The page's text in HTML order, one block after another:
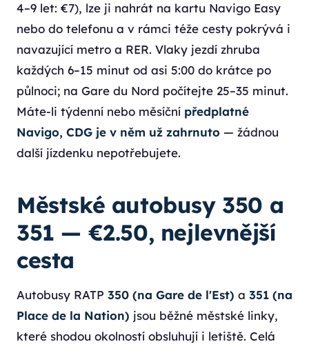
4–9 let: €7), lze ji nahrát na kartu Navigo Easy
nebo do telefonu a v rámci téže cesty pokrývá i
navazující metro a RER. Vlaky jezdí zhruba
každých 6–15 minut od asi 5:00 do krátce po
půlnoci; na Gare du Nord počítejte 25–35 minut.
Máte-li týdenní nebo měsíční předplatné
Navigo, CDG je v něm už zahrnuto — žádnou
další jízdenku nepotřebujete.
Městské autobusy 350 a
351 — €2.50, nejlevnější
cesta
Autobusy RATP 350 (na Gare de l'Est) a 351 (na
Place de la Nation) jsou běžné městské linky,
které shodou okolností obsluhují i letiště. Celá